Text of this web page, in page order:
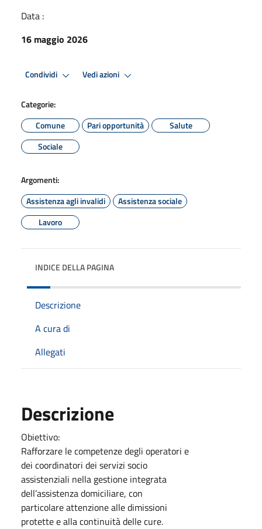
Data :
16 maggio 2026
Condividi Vedi azioni
Categorie:
Comune
Pari opportunità
Salute
Sociale
Argomenti:
Assistenza agli invalidi
Assistenza sociale
Lavoro
INDICE DELLA PAGINA
Descrizione
A cura di
Allegati
Descrizione
Obiettivo:
Rafforzare le competenze degli operatori e
dei coordinatori dei servizi socio
assistenziali nella gestione integrata
dell’assistenza domiciliare, con
particolare attenzione alle dimissioni
protette e alla continuità delle cure.